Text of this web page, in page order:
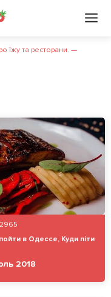
їжу та ресторани. —
2965
в Одессе, Куди піти
2018